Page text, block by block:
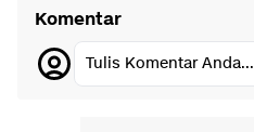
Komentar
Tulis Komentar Anda...